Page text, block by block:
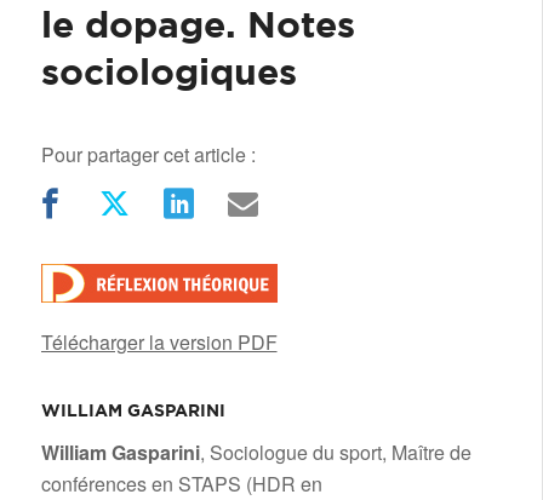
le dopage. Notes
sociologiques
Pour partager cet article :
Télécharger la version PDF
WILLIAM GASPARINI
William Gasparini, Sociologue du sport, Maître de
conférences en STAPS (HDR en